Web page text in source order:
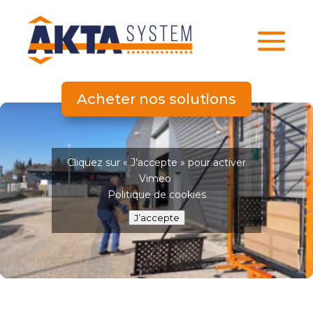
Acheter nos solutions
Cliquez sur « J’accepte » pour activer
Vimeo
Politique de cookies
J’accepte